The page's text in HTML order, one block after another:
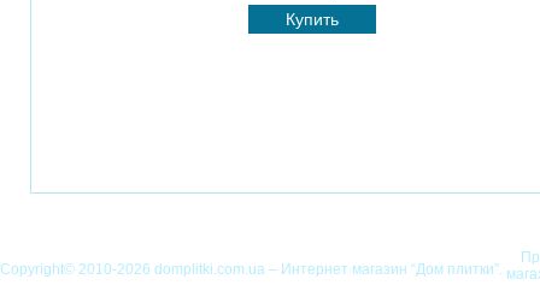
Купить
Copyright© 2010-2026 domplitki.com.ua – Интернет магазин “Дом плитки”.